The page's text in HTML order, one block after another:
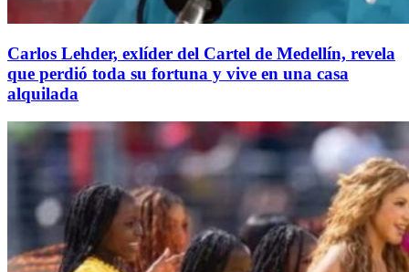
Carlos Lehder, exlíder del Cartel de Medellín, revela
que perdió toda su fortuna y vive en una casa
alquilada